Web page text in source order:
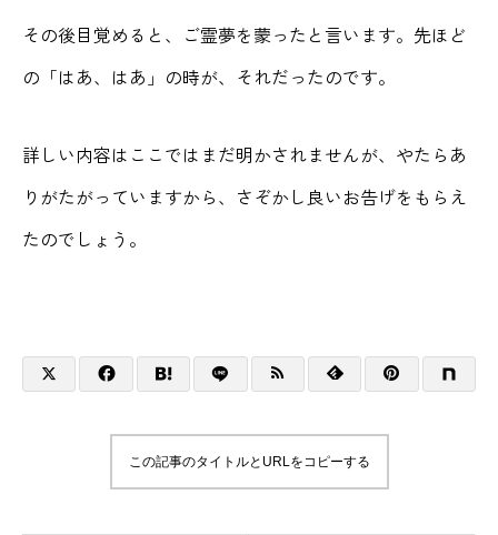
その後目覚めると、ご霊夢を蒙ったと言います。先ほど
の「はあ、はあ」の時が、それだったのです。
詳しい内容はここではまだ明かされませんが、やたらあ
りがたがっていますから、さぞかし良いお告げをもらえ
たのでしょう。
この記事のタイトルとURLをコピーする